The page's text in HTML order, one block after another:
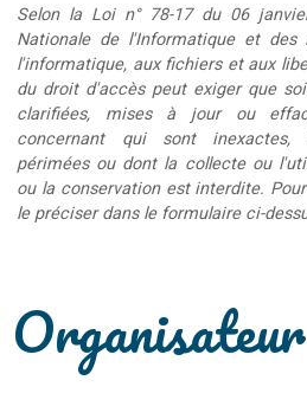
Selon la Loi n° 78-17 du 06
Nationale de l'Informatique et des
l'informatique, aux fichiers et aux
du droit d'accès peut exiger que
clarifiées, mises à jour ou
concernant qui sont inexactes,
périmées ou dont la collecte ou
ou la conservation est interdite.
le préciser dans le formulaire ci-
Organisateur